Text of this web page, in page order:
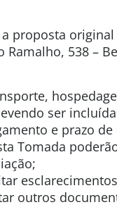
proposta original
538 –
ser
e prazo
Tomada
outros